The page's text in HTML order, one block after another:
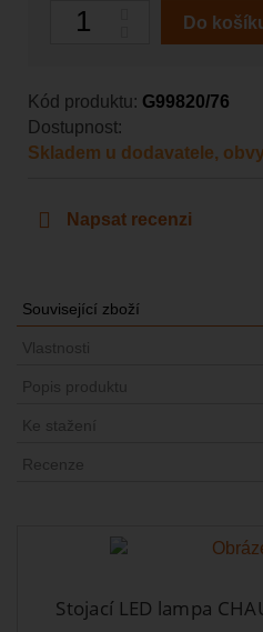
Počet
Do
Kód produktu: G99820/76
Dostupnost:
Skladem u dodavatele,
Napsat recenzi
Související zboží
Vlastnosti
Popis produktu
Ke stažení
Recenze
Stojací LED lampa